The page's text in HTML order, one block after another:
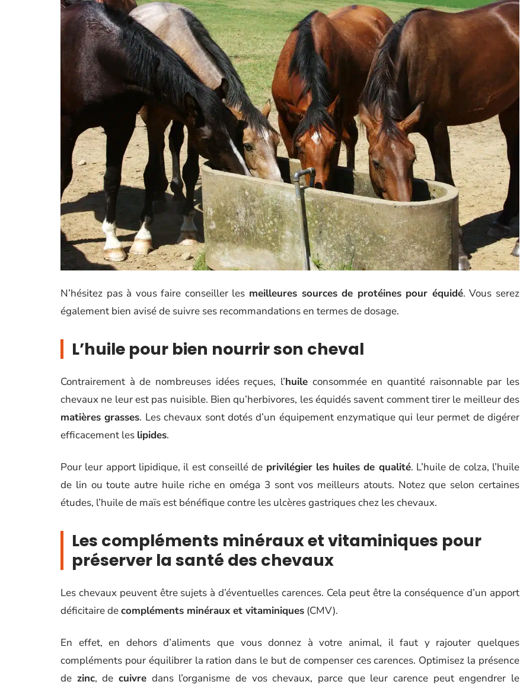
N’hésitez pas à vous faire conseiller les meilleures sources de protéines pour équidé. Vous serez
également bien avisé de suivre ses recommandations en termes de dosage.
L’huile pour bien nourrir son cheval
Contrairement à de nombreuses idées reçues, l’huile consommée en quantité raisonnable par les
chevaux ne leur est pas nuisible. Bien qu’herbivores, les équidés savent comment tirer le meilleur des
matières grasses. Les chevaux sont dotés d’un équipement enzymatique qui leur permet de digérer
efficacement les lipides.
Pour leur apport lipidique, il est conseillé de privilégier les huiles de qualité. L’huile de colza, l’huile
de lin ou toute autre huile riche en oméga 3 sont vos meilleurs atouts. Notez que selon certaines
études, l’huile de maïs est bénéfique contre les ulcères gastriques chez les chevaux.
Les compléments minéraux et vitaminiques pour
préserver la santé des chevaux
Les chevaux peuvent être sujets à d’éventuelles carences. Cela peut être la conséquence d’un apport
déficitaire decompléments minéraux et vitaminiques (CMV).
En effet, en dehors d’aliments que vous donnez à votre animal, il faut y rajouter quelques
compléments pour équilibrer la ration dans le but de compenser ces carences. Optimisez la présence
de zinc, decuivre dans l’organisme de vos chevaux, parce que leur carence peut engendrer le